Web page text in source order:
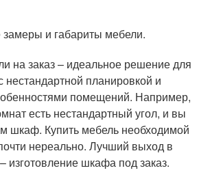
и габариты мебели.
на заказ – идеальное решение для
нестандартной планировкой и
помещений. Например,
есть нестандартный угол, и вы
шкаф. Купить мебель необходимой
нереально. Лучший выход в
изготовление шкафа под заказ.